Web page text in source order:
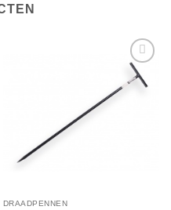
Toevoegen
aan
verlanglijst
DRAADPENNEN